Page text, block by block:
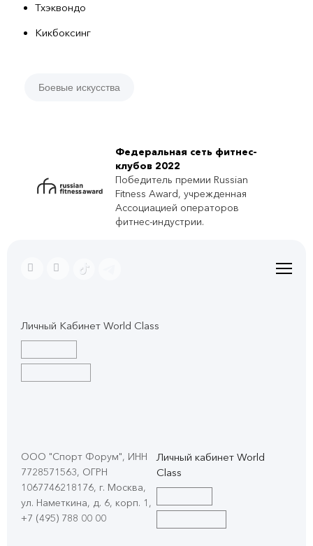
Тхэквондо
Кикбоксинг
Боевые искусства
Федеральная сеть фитнес-
клубов 2022
Победитель премии Russian
Fitness Award, учрежденная
Ассоциацией операторов
фитнес-индустрии.
Личный Кабинет World Class
ООО "Спорт Форум", ИНН
7728571563, ОГРН
1067746218176, г. Москва,
ул. Наметкина, д. 6, корп. 1 ,
+7 (495) 788 00 00
Личный кабинет World
Class